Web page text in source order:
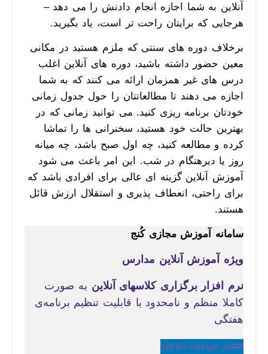
آنلاین به شما اجازه انجام دادنش را می ­دهد –
هرجایی که برایتان راحت ­تر است، یاد بگیرید.
برخلاف دوره­ های سنتی که ملزم هستید در مکانی
معین حضور داشته باشید، دوره­ های آنلاین اغلب
درس­ های غیر همزمان ارائه می­ کنند که به شما
اجازه می ­دهند تا مطالعاتتان را حول جدول زمانی
خودتان برنامه ­ریزی کنید. می­ توانید زمانی که در
بهترین حالت خود هستید، سخنرانی ­ها را تماشا
کرده و مطالعه کنید، چه اول صبح باشد، چه میانه
روز یا دیرهنگام در شب. این امر باعث می­ شود
آموزش آنلاین گزینه ­ای عالی برای افرادی باشد که
برای راحتی، انعطاف ­پذیری و استقلال ارزش قائل
هستند.
سامانه آموزش مجازی کُنج
ویژه آموزش آنلاین مدارس
نرم افزار برگزاری کلاسهای آنلاین به صورت
کاملا منظم و نامحدود با قابلیت تنظیم برنامه‌ی
هفتگی
همین الان ثبت نام کن!